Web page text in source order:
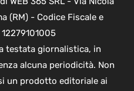
(RM) - Codice Fiscale e
testata giornalistica, in
alcuna periodicità. Non
un prodotto editoriale ai